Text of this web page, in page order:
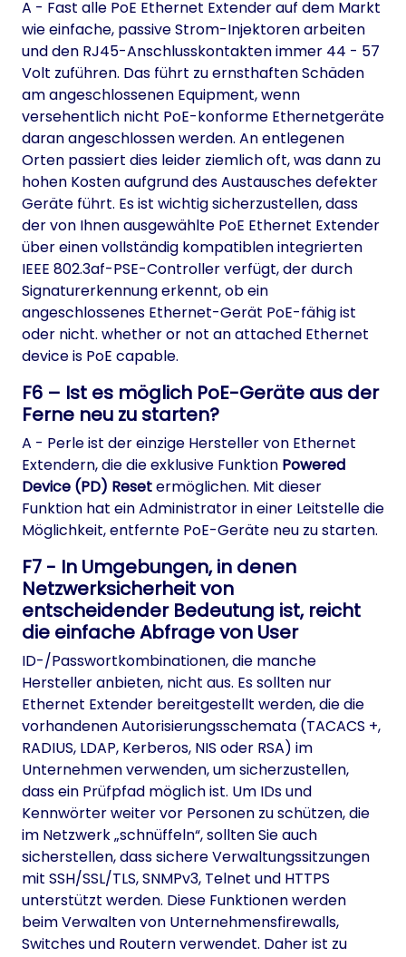
A - Fast alle PoE Ethernet Extender auf dem Markt
wie einfache, passive Strom-Injektoren arbeiten
und den RJ45-Anschlusskontakten immer 44 - 57
Volt zuführen. Das führt zu ernsthaften Schäden
am angeschlossenen Equipment, wenn
versehentlich nicht PoE-konforme Ethernetgeräte
daran angeschlossen werden. An entlegenen
Orten passiert dies leider ziemlich oft, was dann zu
hohen Kosten aufgrund des Austausches defekter
Geräte führt. Es ist wichtig sicherzustellen, dass
der von Ihnen ausgewählte PoE Ethernet Extender
über einen vollständig kompatiblen integrierten
IEEE 802.3af-PSE-Controller verfügt, der durch
Signaturerkennung erkennt, ob ein
angeschlossenes Ethernet-Gerät PoE-fähig ist
oder nicht. whether or not an attached Ethernet
device is PoE capable.
F6 – Ist es möglich PoE-Geräte aus der
Ferne neu zu starten?
A - Perle ist der einzige Hersteller von Ethernet
Extendern, die die exklusive Funktion Powered
Device (PD) Resetermöglichen. Mit dieser
Funktion hat ein Administrator in einer Leitstelle die
Möglichkeit, entfernte PoE-Geräte neu zu starten.
F7 - In Umgebungen, in denen
Netzwerksicherheit von
entscheidender Bedeutung ist, reicht
die einfache Abfrage von User
ID-/Passwortkombinationen, die manche
Hersteller anbieten, nicht aus. Es sollten nur
Ethernet Extender bereitgestellt werden, die die
vorhandenen Autorisierungsschemata (TACACS +,
RADIUS, LDAP, Kerberos, NIS oder RSA) im
Unternehmen verwenden, um sicherzustellen,
dass ein Prüfpfad möglich ist. Um IDs und
Kennwörter weiter vor Personen zu schützen, die
im Netzwerk „schnüffeln“, sollten Sie auch
sicherstellen, dass sichere Verwaltungssitzungen
mit SSH/SSL/TLS, SNMPv3, Telnet und HTTPS
unterstützt werden. Diese Funktionen werden
beim Verwalten von Unternehmensfirewalls,
Switches und Routern verwendet. Daher ist zu